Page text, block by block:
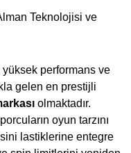
Teknolojisi ve
performans ve
gelen en prestijli
olmaktadır.
oyun tarzını
lastiklerine entegre